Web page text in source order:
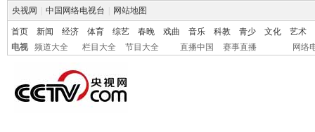
央视网 中国网络电视台 网站地图
首页 新闻 经济 体育 综艺 春晚 戏曲 音乐 科教 青少 文化
艺术
电视
频道大全 栏目大全 节目大全 直播中国 赛事直播 网络